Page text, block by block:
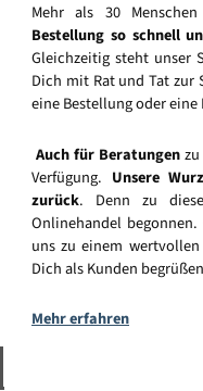
Mehr als 30
Bestellung so schnell
Gleichzeitig steht unser
Dich mit Rat und Tat zur
eine Bestellung oder
Auch für Beratungenzu
Verfügung. Unsere
zurück. Denn zu
Onlinehandel
uns zu einem
Dich als Kunden
Mehr erfahren